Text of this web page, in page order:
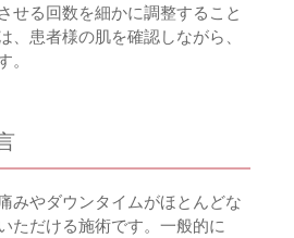
せる回数を細かに調整すること
、患者様の肌を確認しながら、
。
みやダウンタイムがほとんどな
ただける施術です。一般的に